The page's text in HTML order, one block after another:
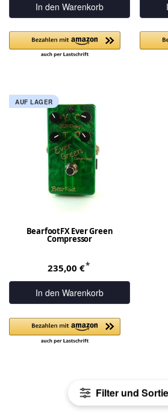
Filter und
In den Warenkorb
AUF LAGER
BearfootFX Ever Green
Compressor
235,00 €*
In den Warenkorb